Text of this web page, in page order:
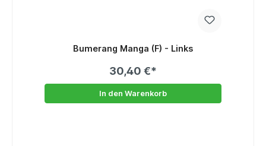
Bumerang Manga (F) - Links
30,40 €*
In den Warenkorb